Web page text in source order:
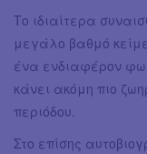
Το ιδιαίτερα
μεγάλο βαθμό
ένα ενδιαφέρον
κάνει ακόμη πιο
περιόδου.
Στο επίσης